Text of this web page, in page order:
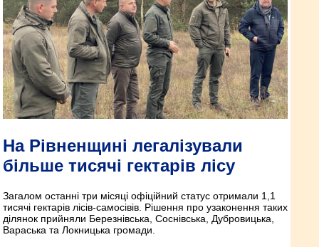
На Рівненщині легалізували
більше тисячі гектарів лісу
Загалом останні три місяці офіційний статус отримали 1,1
тисячі гектарів лісів-самосівів. Рішення про узаконення таких
ділянок прийняли Березнівська, Соснівська, Дубровицька,
Вараська та Локницька громади.